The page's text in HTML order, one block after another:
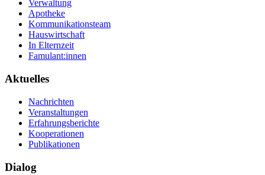
Verwaltung
Apotheke
Kommunikationsteam
Hauswirtschaft
In Elternzeit
Famulant:innen
Aktuelles
Nachrichten
Veranstaltungen
Erfahrungsberichte
Kooperationen
Publikationen
Dialog